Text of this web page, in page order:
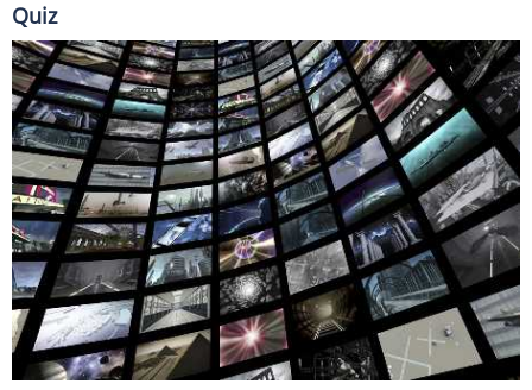
Quiz